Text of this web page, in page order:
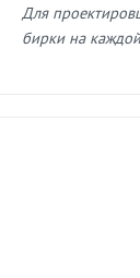
Для
бирки на